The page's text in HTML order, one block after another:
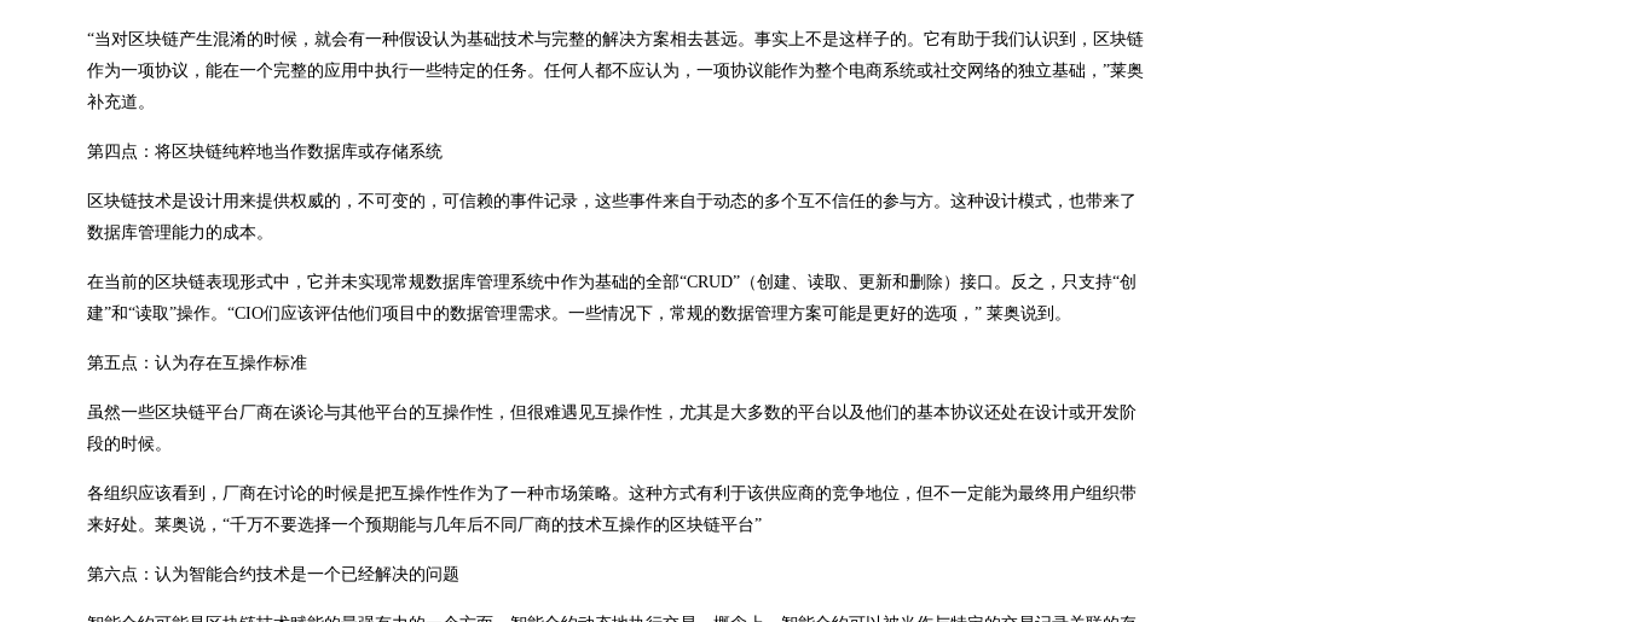
“当对区块链产生混淆的时候，就会有一种假设认为基础技术与完整的解决方案相去甚远。事实上不是这样子的。它有助于我们认识到，区块链
作为一项协议，能在一个完整的应用中执行一些特定的任务。任何人都不应认为，一项协议能作为整个电商系统或社交网络的独立基础，”莱奥
补充道。
第四点：将区块链纯粹地当作数据库或存储系统
区块链技术是设计用来提供权威的，不可变的，可信赖的事件记录，这些事件来自于动态的多个互不信任的参与方。这种设计模式，也带来了
数据库管理能力的成本。
在当前的区块链表现形式中，它并未实现常规数据库管理系统中作为基础的全部“CRUD”（创建、读取、更新和删除）接口。反之，只支持“创
建”和“读取”操作。“CIO们应该评估他们项目中的数据管理需求。一些情况下，常规的数据管理方案可能是更好的选项，” 莱奥说到。
第五点：认为存在互操作标准
虽然一些区块链平台厂商在谈论与其他平台的互操作性，但很难遇见互操作性，尤其是大多数的平台以及他们的基本协议还处在设计或开发阶
段的时候。
各组织应该看到，厂商在讨论的时候是把互操作性作为了一种市场策略。这种方式有利于该供应商的竞争地位，但不一定能为最终用户组织带
来好处。莱奥说，“千万不要选择一个预期能与几年后不同厂商的技术互操作的区块链平台”
第六点：认为智能合约技术是一个已经解决的问题